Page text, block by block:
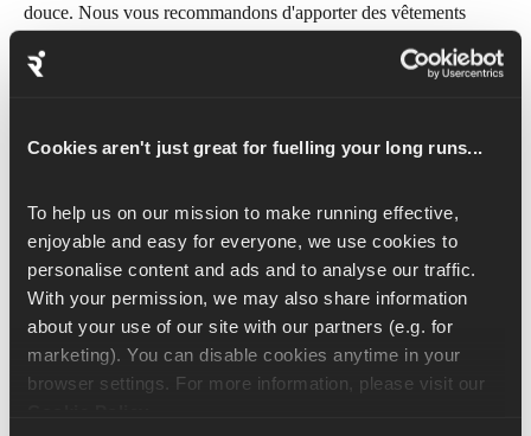
Cookies aren't just great for fuelling your long runs...
To help us on our mission to make running effective,
enjoyable and easy for everyone, we use cookies to
personalise content and ads and to analyse our traffic.
With your permission, we may also share information
about your use of our site with our partners (e.g. for
marketing). You can disable cookies anytime in your
douce. Nous vous recommandons d'apporter des vêtements
départ.
écouteurs la veille au soir. Veuillez télécharger les listes de
lecture nécessaires sur , qui vous aideront à surmonter les
moments difficiles.
Devrais-je courir la veille de l'?